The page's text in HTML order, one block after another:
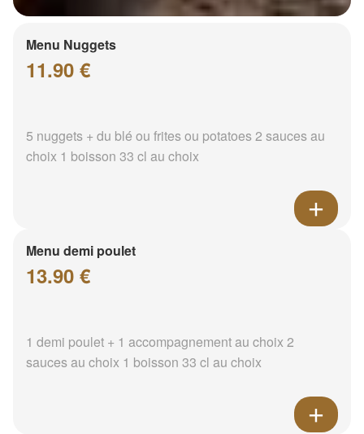
Menu Nuggets
11.90 €
5 nuggets + du blé ou frites ou potatoes 2 sauces au
choix 1 boisson 33 cl au choix
Menu demi poulet
13.90 €
1 demi poulet + 1 accompagnement au choix 2
sauces au choix 1 boisson 33 cl au choix